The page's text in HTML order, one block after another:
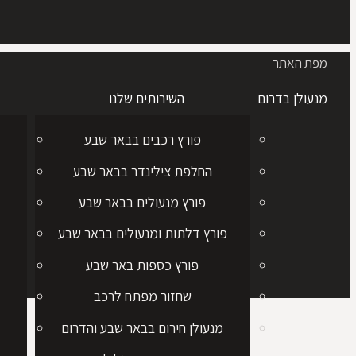
מפת האתר
מנעולן בדרום השירותים שלנו
פורץ רכבים בבאר שבע
החלפת צילינדר בבאר שבע
פורץ מנעולים בבאר שבע
פורץ דלתות ומנעולים בבאר שבע
פורץ כספות באר שבע
שחזור מפתח לרכב
מנעולן חירום בבאר שבע והדרום